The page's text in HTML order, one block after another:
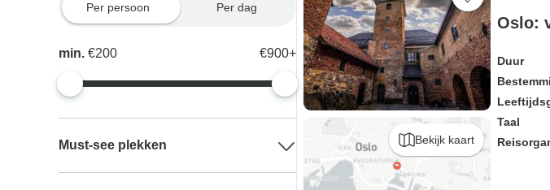
Bekijk kaart
Oslo:
Duur
Taal
Per persoon Per dag
min.€200 €900+
Must-see plekken